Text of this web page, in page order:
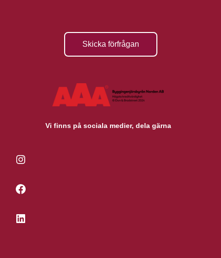
Skicka förfrågan
Vi finns på sociala medier, dela gärna
Instagram
Facebook
LinkedIn